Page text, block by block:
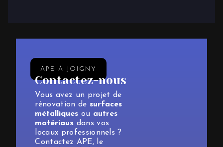
APE À JOIGNY
Contactez-nous
Vous avez un projet de
rénovation de surfaces
métalliques ou autres
matériaux dans vos
locaux professionnels ?
Contactez APE, le